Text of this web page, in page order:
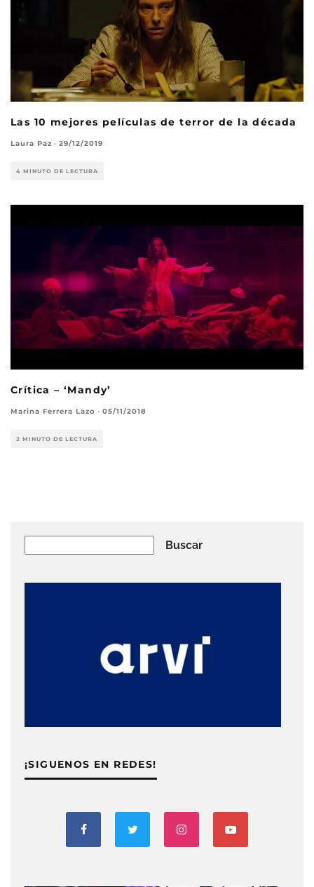
Las 10 mejores películas de terror de la década
Laura Paz · 29/12/2019
4 MINUTO DE LECTURA
Crítica – ‘Mandy’
Marina Ferrera Lazo · 05/11/2018
2 MINUTO DE LECTURA
Buscar
¡SIGUENOS EN REDES!